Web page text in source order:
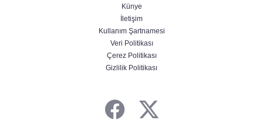
Künye
İletişim
Kullanım Şartnamesi
Veri Politikası
Çerez Politikası
Gizlilik Politikası